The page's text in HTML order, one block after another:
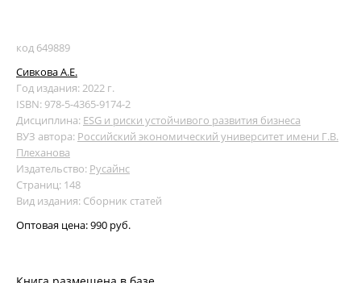
код 649889
Сивкова А.Е.
Год издания: 2022 г.
ISBN: 978-5-4365-9174-2
Дисциплина: ESG и риски устойчивого развития бизнеса
ВУЗ автора: Российский экономический университет имени Г.В.
Плеханова
Издательство: Русайнс
Страниц: 148
Вид издания: Сборник статей
Оптовая цена:990 руб.